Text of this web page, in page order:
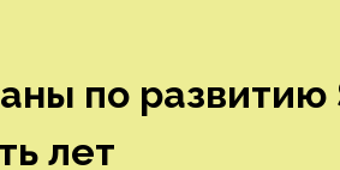
по развитию
лет